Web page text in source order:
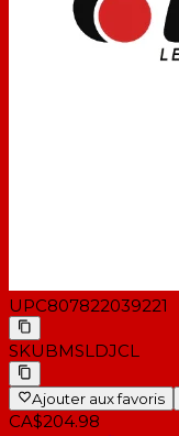
UPC807822039221
SKUBMSLDJCL
Ajouter aux favoris
CA$204.98